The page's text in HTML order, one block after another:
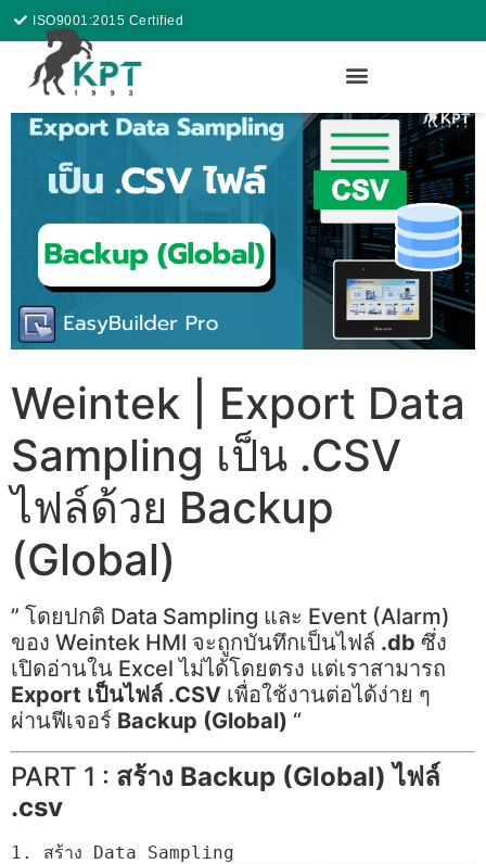
ISO9001:2015 Certified
Weintek | Export Data
Sampling เป็น .CSV
ไฟล์ด้วย Backup
(Global)
” โดยปกติ Data Sampling และ Event (Alarm)
ของ Weintek HMI จะถูกบันทึกเป็นไฟล์ .db ซึ่ง
เปิดอ่านใน Excel ไม่ได้โดยตรง แต่เราสามารถ
Export เป็นไฟล์ .CSV เพื่อใช้งานต่อได้ง่าย ๆ
ผ่านฟีเจอร์ Backup (Global) “
PART 1 : สร้าง Backup (Global) ไฟล์
.csv
1. สร้าง Data Sampling